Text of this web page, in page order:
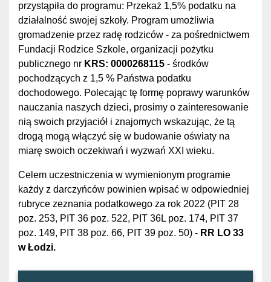
przystąpiła do programu: Przekaż 1,5% podatku na
działalność swojej szkoły. Program umożliwia
gromadzenie przez radę rodziców - za pośrednictwem
Fundacji Rodzice Szkole, organizacji pożytku
publicznego nr KRS: 0000268115 - środków
pochodzących z 1,5 % Państwa podatku
dochodowego. Polecając tę formę poprawy warunków
nauczania naszych dzieci, prosimy o zainteresowanie
nią swoich przyjaciół i znajomych wskazując, że tą
drogą mogą włączyć się w budowanie oświaty na
miarę swoich oczekiwań i wyzwań XXI wieku.
Celem uczestniczenia w wymienionym programie
każdy z darczyńców powinien wpisać w odpowiedniej
rubryce zeznania podatkowego za rok 2022 (PIT 28
poz. 253, PIT 36 poz. 522, PIT 36L poz. 174, PIT 37
poz. 149, PIT 38 poz. 66, PIT 39 poz. 50) - RR LO 33
w Łodzi.